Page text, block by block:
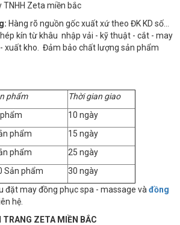
TNHH Zeta miền bắc
Hàng rõ nguồn gốc xuất xứ theo ĐK KD số…
kín từ khâu nhập vải - kỹ thuật - cắt - may
xuất kho. Đảm bảo chất lượng sản phẩm
phẩm
Thời gian giao
10 ngày
phẩm
15 ngày
phẩm
25 ngày
Sản phẩm
30 ngày
đặt may đồng phục spa - massage vàđồng
hệ.
ZETA MIỀN BẮC